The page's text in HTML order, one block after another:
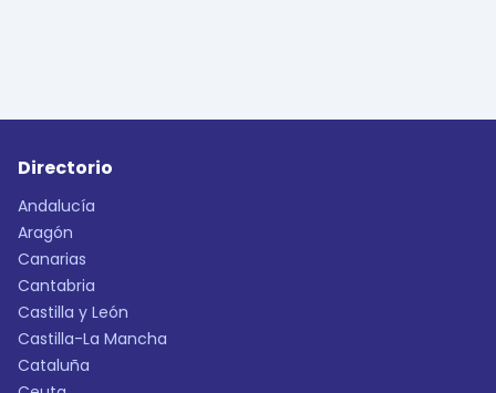
Directorio
Andalucía
Aragón
Canarias
Cantabria
Castilla y León
Castilla-La Mancha
Cataluña